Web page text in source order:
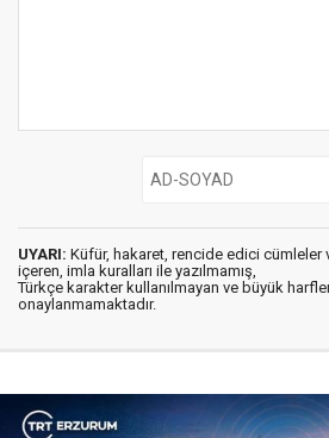
UYARI: Küfür, hakaret, rencide edici cümleler
içeren, imla kuralları ile yazılmamış,
Türkçe karakter kullanılmayan ve büyük
onaylanmamaktadır.